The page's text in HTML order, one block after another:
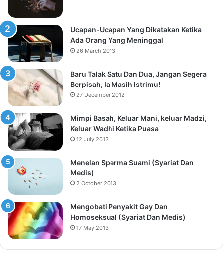
Ucapan-Ucapan Yang Dikatakan Ketika
Ada Orang Yang Meninggal
26 March 2013
Baru Talak Satu Dan Dua, Jangan Segera
Berpisah, Ia Masih Istrimu!
27 December 2012
Mimpi Basah, Keluar Mani, keluar Madzi,
Keluar Wadhi Ketika Puasa
12 July 2013
Menelan Sperma Suami (Syariat Dan
Medis)
2 October 2013
Mengobati Penyakit Gay Dan
Homoseksual (Syariat Dan Medis)
17 May 2013